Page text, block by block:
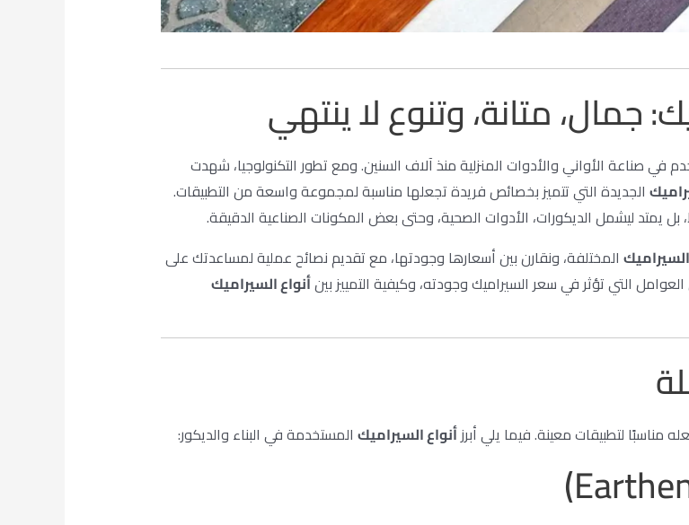
متانة، وتنوع لا ينتهي
في صناعة الأواني والأدوات المنزلية منذ آلاف السنين. ومع تطور التكنولوجيا، شهدت
الجديدة التي تتميز بخصائص فريدة تجعلها مناسبة لمجموعة واسعة من التطبيقات.
بل يمتد ليشمل الديكورات، الأدوات الصحية، وحتى بعض المكونات الصناعية الدقيقة.
المختلفة، ونقارن بين أسعارها وجودتها، مع تقديم نصائح عملية لمساعدتك على
التي تؤثر في سعر السيراميك وجودته، وكيفية التمييز بينأنواع السيراميك
مناسبًا لتطبيقات معينة. فيما يلي أبرزأنواع السيراميكالمستخدمة في البناء والديكور: